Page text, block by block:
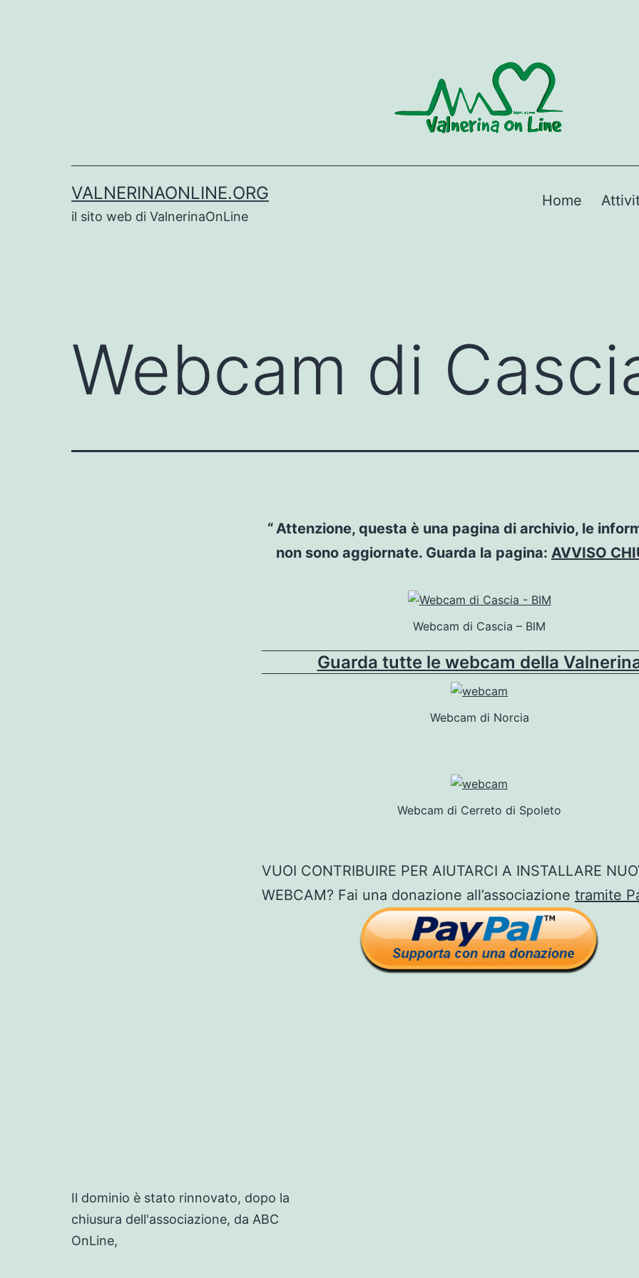
VALNERINAONLINE.ORG
il sito web di ValnerinaOnLine
Home
Webcam di
Attenzione, questa è una pagina di archivio, le
non sono aggiornate. Guarda la pagina: AVVISO
Webcam di Cascia – BIM
Guarda tutte le webcam della
Webcam di Norcia
Webcam di Cerreto di Spoleto
VUOI CONTRIBUIRE PER AIUTARCI A INSTALLARE
WEBCAM? Fai una donazione all’associazione tramite
Il dominio è stato rinnovato, dopo la
chiusura dell'associazione, da ABC
OnLine,